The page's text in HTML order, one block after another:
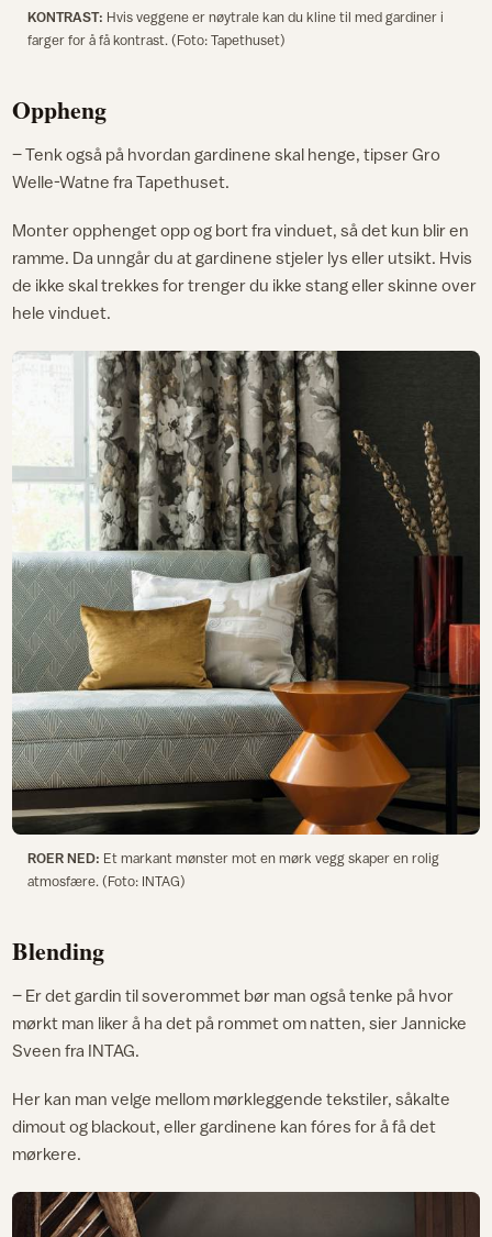
KONTRAST: Hvis veggene er nøytrale kan du kline til med gardiner i
farger for å få kontrast. (Foto: Tapethuset)
Oppheng
– Tenk også på hvordan gardinene skal henge, tipser Gro
Welle-Watne fra Tapethuset.
Monter opphenget opp og bort fra vinduet, så det kun blir en
ramme. Da unngår du at gardinene stjeler lys eller utsikt. Hvis
de ikke skal trekkes for trenger du ikke stang eller skinne over
hele vinduet.
ROER NED: Et markant mønster mot en mørk vegg skaper en rolig
atmosfære. (Foto: INTAG)
Blending
– Er det gardin til soverommet bør man også tenke på hvor
mørkt man liker å ha det på rommet om natten, sier Jannicke
Sveen fra INTAG.
Her kan man velge mellom mørkleggende tekstiler, såkalte
dimout og blackout, eller gardinene kan fóres for å få det
mørkere.